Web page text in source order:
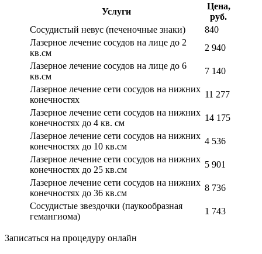
Услуги
Цена,
руб.
Сосудистый невус (печеночные знаки)
840
Лазерное лечение сосудов на лице до 2
кв.см
2 940
Лазерное лечение сосудов на лице до 6
кв.см
7 140
Лазерное лечение сети сосудов на нижних
конечностях
11 277
Лазерное лечение сети сосудов на нижних
конечностях до 4 кв. см
14 175
Лазерное лечение сети сосудов на нижних
конечностях до 10 кв.см
4 536
Лазерное лечение сети сосудов на нижних
конечностях до 25 кв.см
5 901
Лазерное лечение сети сосудов на нижних
конечностях до 36 кв.см
8 736
Сосудистые звездочки (паукообразная
гемангиома)
1 743
Записаться на процедуру онлайн